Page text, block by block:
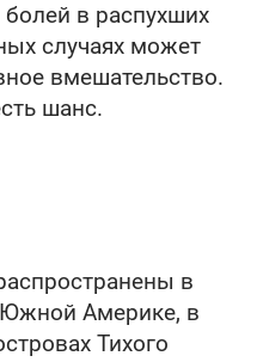
в распухших
случаях может
вмешательство.
шанс.
в
Америке, в
Тихого